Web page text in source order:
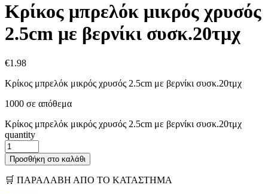
Κρίκος μπρελόκ μικρός χρυσός
2.5cm με βερνίκι συσκ.20τμχ
€1.98
Κρίκος μπρελόκ μικρός χρυσός 2.5cm με βερνίκι συσκ.20τμχ
1000 σε απόθεμα
Κρίκος μπρελόκ μικρός χρυσός 2.5cm με βερνίκι συσκ.20τμχ
quantity
Προσθήκη στο καλάθι
🛒 ΠΑΡΑΛΑΒΗ ΑΠΟ ΤΟ ΚΑΤΑΣΤΗΜΑ